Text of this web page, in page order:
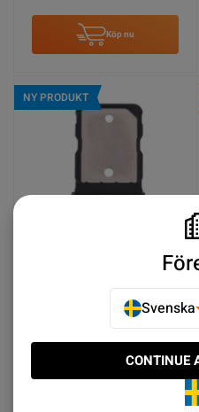
Köp nu
NY PRODUKT
Simkortshållare - Mint
Köp nu
Svenska
CONTINUE